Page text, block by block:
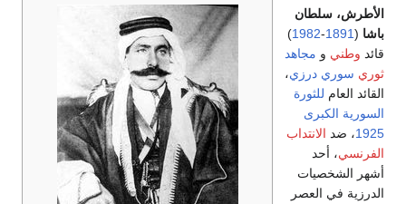
الأطرش، سلطان
باشا (
1891
-
1982
)
قائد وطني و مجاهد
ثوري سوري درزي،
القائد العام للثورة
السورية الكبرى
1925، ضد الانتداب
الفرنسي، أحد
أشهر الشخصيات
الدرزية في العصر